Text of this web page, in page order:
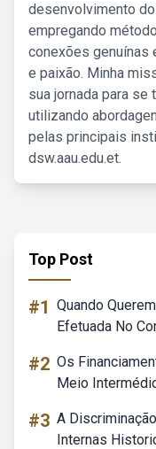
desenvolvimento
empregando
conexões genuínas
e paixão. Minha
sua jornada para se
utilizando
pelas principais
dsw.aau.edu.et.
Top Post
#1 Quando
Efetuada No
#2 Os
Meio
#3 A
Internas